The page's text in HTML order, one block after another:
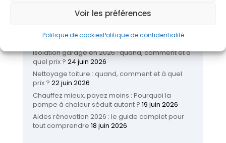
Voir les préférences
Politique de cookiesPolitique de confidentialité
Articles récents
tendances pour améliorer son habitat
26 juin
2026
Isolation garage en 2026 : quand, comment et à
quel prix ? 24 juin 2026
Nettoyage toiture : quand, comment et à quel
prix ? 22 juin 2026
Chauffez mieux, payez moins : Pourquoi la
pompe à chaleur séduit autant ? 19 juin 2026
Aides rénovation 2026 : le guide complet pour
tout comprendre 18 juin 2026